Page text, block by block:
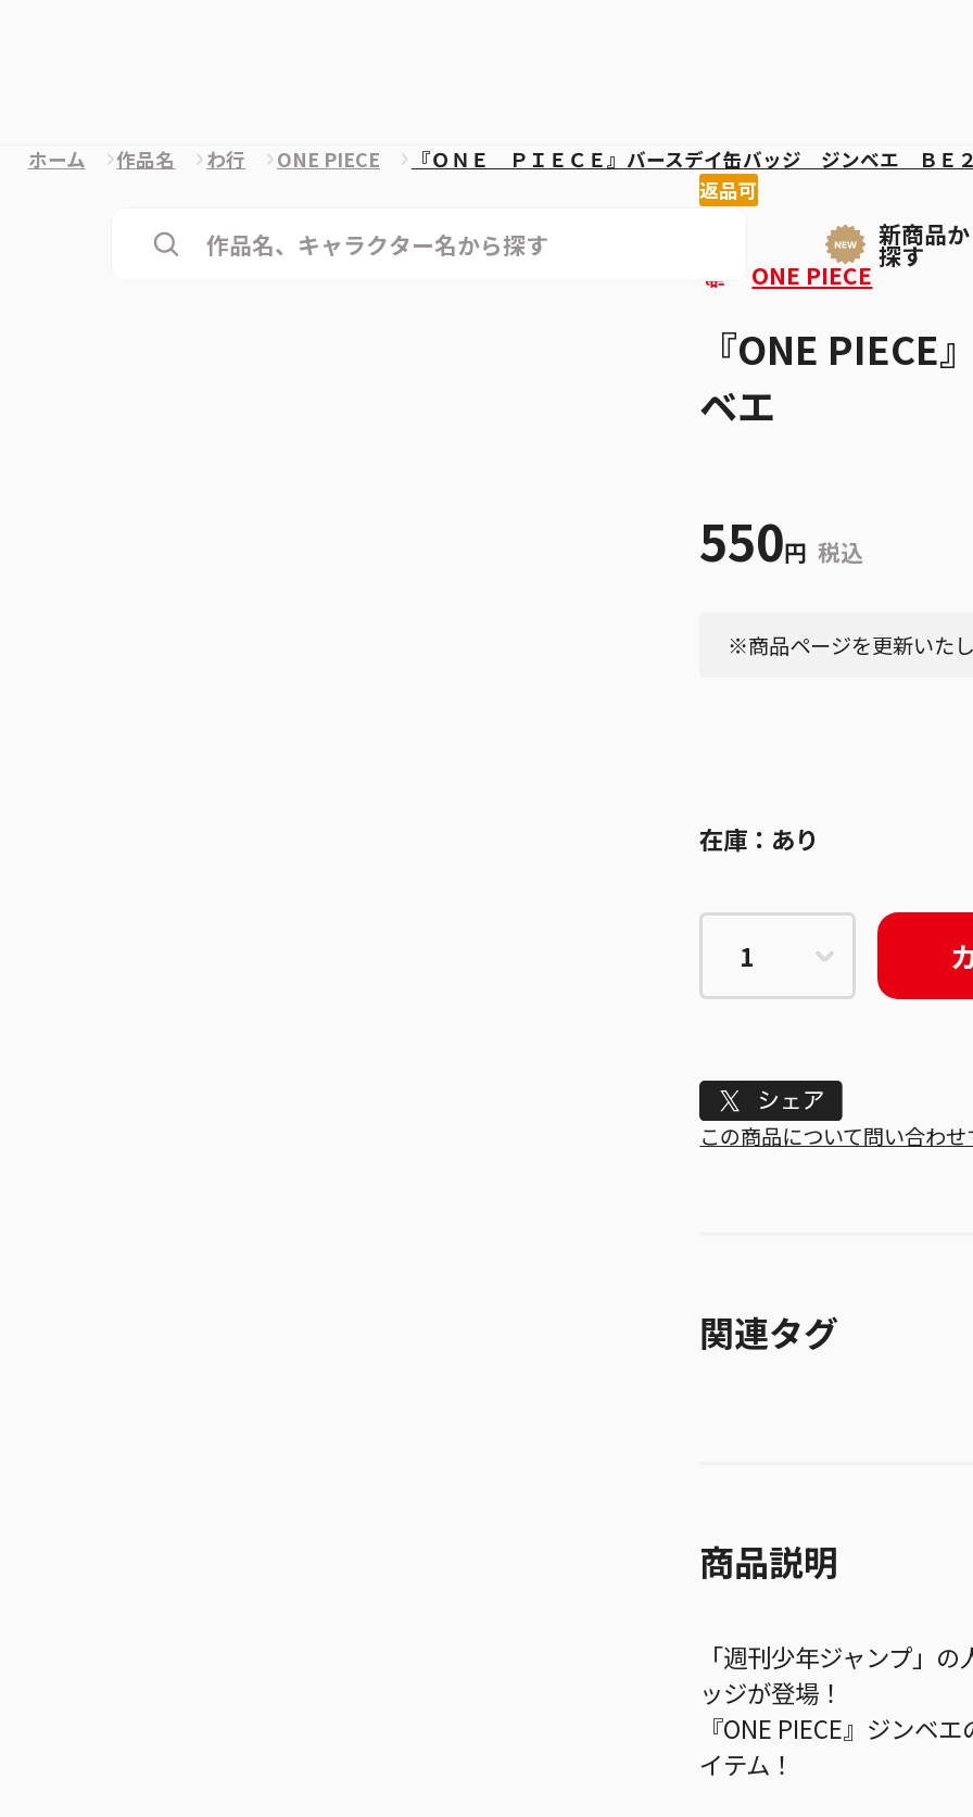
新商品
探す
ホーム 作品名 わ行 ONE PIECE 『ＯＮＥ ＰＩＥＣＥ』バースデイ缶バッジ ジンベエ ＢＥ
返品可
ONE PIECE
『ONE
ベエ
550円 税込
※商品ページを更新いた
在庫： あり
Tweet
この商品について問い合わ
関連タグ
商品説明
「週刊少年ジャンプ」
ッジが登場！
『ONE PIECE』ジンベ
イテム！